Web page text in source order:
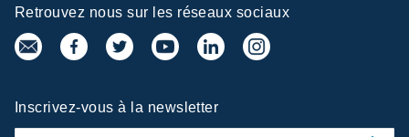
Retrouvez nous sur les réseaux sociaux
Inscrivez-vous à la newsletter